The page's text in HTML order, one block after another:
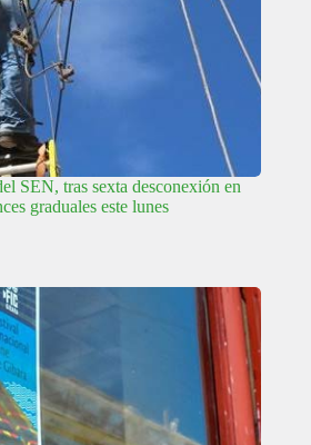
SEN, tras sexta desconexión en
graduales este lunes